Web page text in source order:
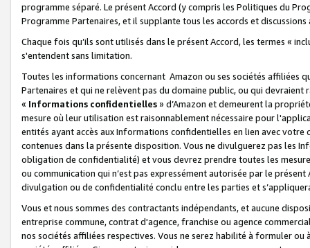
programme séparé. Le présent Accord (y compris les Politiques du
Programme Partenaires, et il supplante tous les accords et discussions
Chaque fois qu’ils sont utilisés dans le présent Accord, les termes «
s'entendent sans limitation.
Toutes les informations concernant Amazon ou ses sociétés affiliées
Partenaires et qui ne relèvent pas du domaine public, ou qui
« Informations confidentielles» d’Amazon et demeurent la
mesure où leur utilisation est raisonnablement nécessaire pour
entités ayant accès aux Informations confidentielles en lien avec
contenues dans la présente disposition. Vous ne divulguerez pas les
obligation de confidentialité) et vous devrez prendre toutes les
ou communication qui n’est pas expressément autorisée par le
divulgation ou de confidentialité conclu entre les parties et
Vous et nous sommes des contractants indépendants, et aucune
entreprise commune, contrat d'agence, franchise ou agence
nos sociétés affiliées respectives. Vous ne serez habilité à formuler